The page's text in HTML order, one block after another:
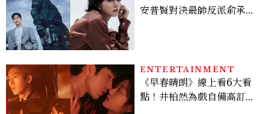
安普賢對決最帥反派俞承
多大？
ENTERTAINMENT
《早春晴朗》線上看6大看
點！井柏然為戲自備高訂，